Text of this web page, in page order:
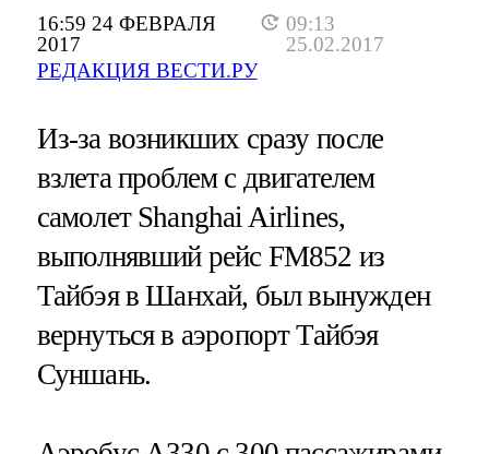
16:59 24 ФЕВРАЛЯ
2017
09:13
25.02.2017
РЕДАКЦИЯ ВЕСТИ.РУ
Из-за возникших сразу после
взлета проблем с двигателем
самолет Shanghai Airlines,
выполнявший рейс FM852 из
Тайбэя в Шанхай, был вынужден
вернуться в аэропорт Тайбэя
Суншань.